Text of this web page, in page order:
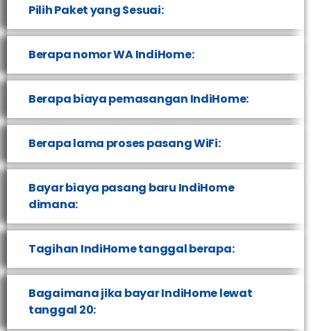
Pilih Paket yang Sesuai:
Berapa nomor WA IndiHome:
Berapa biaya pemasangan IndiHome:
Berapa lama proses pasang WiFi:
Bayar biaya pasang baru IndiHome
dimana:
Tagihan IndiHome tanggal berapa:
Bagaimana jika bayar IndiHome lewat
tanggal 20: